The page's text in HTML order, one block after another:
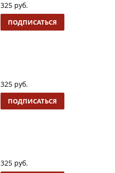
325 руб.
ПОДПИСАТЬСЯ
325 руб.
ПОДПИСАТЬСЯ
325 руб.